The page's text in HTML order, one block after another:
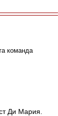
команда
Ди Мария.